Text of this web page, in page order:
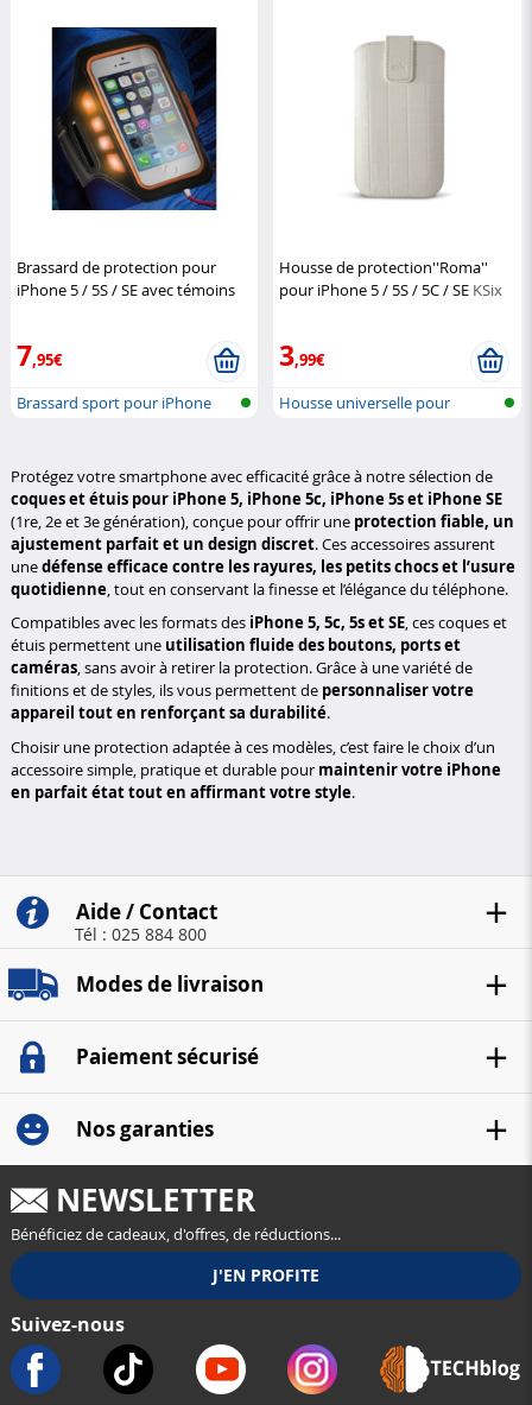
Brassard de protection pour
iPhone 5 / 5S / SE avec témoins
7,95€
Brassard sport pour iPhone
Housse de protection''Roma''
pour iPhone 5 / 5S / 5C / SE KSix
3,99€
Housse universelle pour
Protégez votre smartphone avec efficacité grâce à notre sélection de
coques et étuis pour iPhone 5, iPhone 5c, iPhone 5s et iPhone SE
(1re, 2e et 3e génération), conçue pour offrir une protection fiable, un
ajustement parfait et un design discret. Ces accessoires assurent
unedéfense efficace contre les rayures, les petits chocs et l’usure
quotidienne , tout en conservant la finesse et l’élégance du téléphone.
Compatibles avec les formats des iPhone 5, 5c, 5s et SE, ces coques et
étuis permettent une utilisation fluide des boutons, ports et
caméras, sans avoir à retirer la protection. Grâce à une variété de
finitions et de styles, ils vous permettent de personnaliser votre
appareil tout en renforçant sa durabilité.
Choisir une protection adaptée à ces modèles, c’est faire le choix d’un
accessoire simple, pratique et durable pour maintenir votre iPhone
en parfait état tout en affirmant votre style.
Aide / Contact
Tél : 025 884 800
Modes de livraison
Paiement sécurisé
Nos garanties
NEWSLETTER
Bénéficiez de cadeaux, d'offres, de réductions...
Suivez-nous